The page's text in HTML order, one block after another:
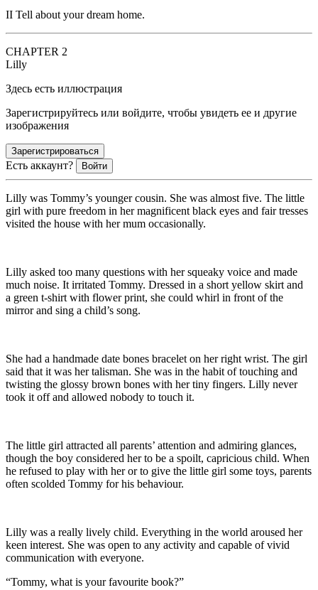
II Tell about your dream home.
CHAPTER 2
Lilly
Здесь есть иллюстрация
Зарегистрируйтесь или войдите, чтобы увидеть ее и другие
изображения
Зарегистрироваться
Есть аккаунт? Войти
Lilly was Tommy’s younger cousin. She was almost five. The little
girl with pure freedom in her magnificent black eyes and fair tresses
visited the house with her mum occasionally.
Lilly asked too many questions with her squeaky voice and made
much noise. It irritated Tommy. Dressed in a short yellow skirt and
a green t-shirt with flower print, she could whirl in front of the
mirror and sing a child’s song.
She had a handmade date bones bracelet on her right wrist. The girl
said that it was her talisman. She was in the habit of touching and
twisting the glossy brown bones with her tiny fingers. Lilly never
took it off and allowed nobody to touch it.
The little girl attracted all parents’ attention and admiring glances,
though the boy considered her to be a spoilt, capricious child. When
he refused to play with her or to give the little girl some toys, parents
often scolded Tommy for his behaviour.
Lilly was a really lively child. Everything in the world aroused her
keen interest. She was open to any activity and capable of vivid
communication with everyone.
“Tommy, what is your favourite book?”